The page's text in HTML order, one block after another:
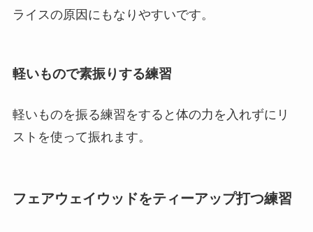
ライスの原因にもなりやすいです。
軽いもので素振りする練習
軽いものを振る練習をすると体の力を入れずにリ
ストを使って振れます。
フェアウェイウッドをティーアップ打つ練習